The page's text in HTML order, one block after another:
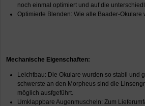
noch einmal optimiert und auf die
Optimierte Blenden: Wie alle Baader-
Mechanische Eigenschaften:
Leichtbau: Die Okulare wurden so stabil und
schwerste an den Morpheus sind die
möglich ausfgeführt.
Umklappbare Augenmuscheln: Zum